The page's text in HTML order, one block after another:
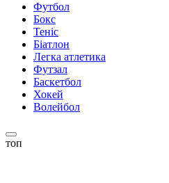
Футбол
Бокс
Теніс
Біатлон
Легка атлетика
Футзал
Баскетбол
Хокей
Волейбол
топ